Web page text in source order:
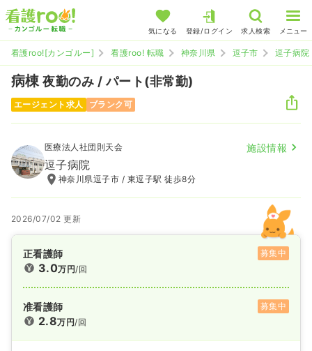
気になる 登録/ログイン 求人検索 メニュー
看護roo![カンゴルー] 看護roo! 転職 神奈川県 逗子市 逗子病院
病棟夜勤のみ / パート(非常勤)
エージェント求人 ブランク可
医療法人社団則天会 施設情報
逗子病院
神奈川県逗子市 / 東逗子駅 徒歩8分
2026/07/02 更新
正看護師 募集中
3.0万円/回
准看護師 募集中
2.8万円/回